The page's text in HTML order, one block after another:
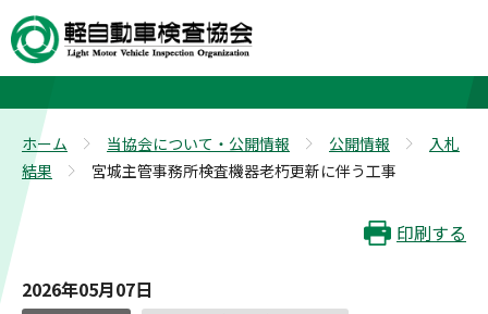
入札結果
ホーム 当協会について・公開情報 公開情報
入札
結果
宮城主管事務所検査機器老朽更新に伴う工事
印刷する
2026年05月07日